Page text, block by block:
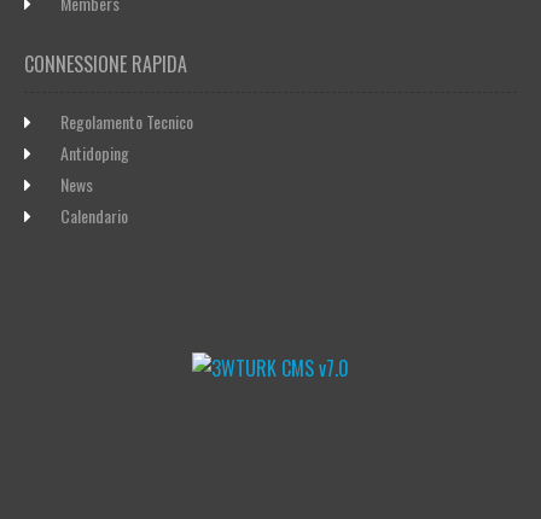
CONNESSIONE RAPIDA
Regolamento Tecnico
Antidoping
News
Calendario